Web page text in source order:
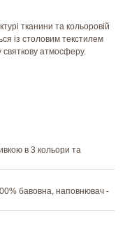
тканини та кольоровій
із столовим текстилем
святкову атмосферу.
в 3 кольори та
бавовна, наповнювач -